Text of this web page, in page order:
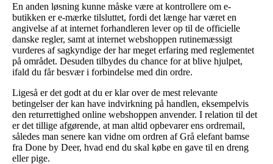
En anden løsning kunne måske være at kontrollere om e-
butikken er e-mærke tilsluttet, fordi det længe har været en
angivelse af at internet forhandleren lever op til de officielle
danske regler, samt at internet webshoppen rutinemæssigt
vurderes af sagkyndige der har meget erfaring med reglementet
på området. Desuden tilbydes du chance for at blive hjulpet,
ifald du får besvær i forbindelse med din ordre.
Ligeså er det godt at du er klar over de mest relevante
betingelser der kan have indvirkning på handlen, eksempelvis
den returrettighed online webshoppen anvender. I relation til det
er det tillige afgørende, at man altid opbevarer ens ordremail,
således man senere kan vidne om ordren af Grå elefant bamse
fra Done by Deer, hvad end du skal købe en gave til en dreng
eller pige.